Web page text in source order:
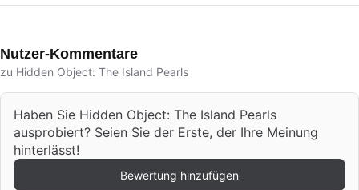
Nutzer-Kommentare
zu Hidden Object: The Island Pearls
Haben Sie Hidden Object: The Island Pearls
ausprobiert? Seien Sie der Erste, der Ihre Meinung
hinterlässt!
Bewertung hinzufügen